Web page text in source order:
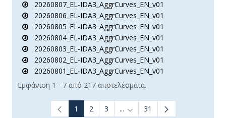
20260807_EL-IDA3_AggrCurves_EN_v01
20260806_EL-IDA3_AggrCurves_EN_v01
20260805_EL-IDA3_AggrCurves_EN_v01
20260804_EL-IDA3_AggrCurves_EN_v01
20260803_EL-IDA3_AggrCurves_EN_v01
20260802_EL-IDA3_AggrCurves_EN_v01
20260801_EL-IDA3_AggrCurves_EN_v01
Εμφάνιση 1 - 7 από 217 αποτελέσματα.
1 2 3 ... Ενδιάμεσες σελίδες Use
31